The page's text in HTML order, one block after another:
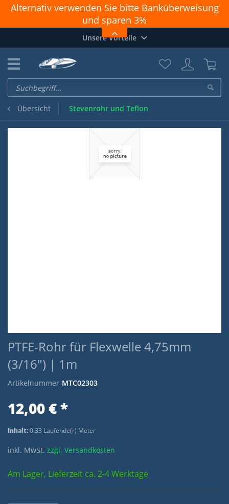
Alternativ verwenden Sie bitte Banküberweisung
und sparen 3%
Achtung: PAYPAL geht nicht richtig. Zahlungen
funktionieren nur OHNE Login und "Direkt zu
Unsere Vorteile
Übersicht Stevenrohr und Teflon
PTFE-Rohr für Flexwelle 4,75mm
(3/16") | 1m
Artikelnummer MTC02303
12,00 € *
Inhalt:0.33 Laufende(r) Meter
inkl. MwSt. zzgl. Versandkosten
Am Lager, Lieferzeit ca. 2-4 Werktage